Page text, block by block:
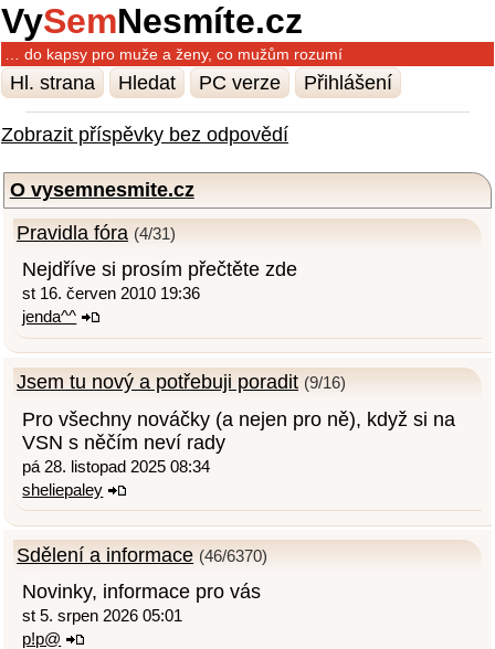
VySemNesmíte.cz
… do kapsy pro muže a ženy, co mužům rozumí
Hl. strana Hledat PC verze Přihlášení
Zobrazit příspěvky bez odpovědí
O vysemnesmite.cz
Pravidla fóra (4/31)
Nejdříve si prosím přečtěte zde
st 16. červen 2010 19:36
jenda^^
Jsem tu nový a potřebuji poradit (9/16)
Pro všechny nováčky (a nejen pro ně), když si na
VSN s něčím neví rady
pá 28. listopad 2025 08:34
sheliepaley
Sdělení a informace (46/6370)
Novinky, informace pro vás
st 5. srpen 2026 05:01
p!p@